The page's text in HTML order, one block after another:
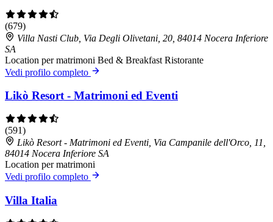
(679)
Villa Nasti Club, Via Degli Olivetani, 20, 84014 Nocera Inferiore
SA
Location per matrimoni Bed & Breakfast Ristorante
Vedi profilo completo
Likò Resort - Matrimoni ed Eventi
(591)
Likò Resort - Matrimoni ed Eventi, Via Campanile dell'Orco, 11,
84014 Nocera Inferiore SA
Location per matrimoni
Vedi profilo completo
Villa Italia